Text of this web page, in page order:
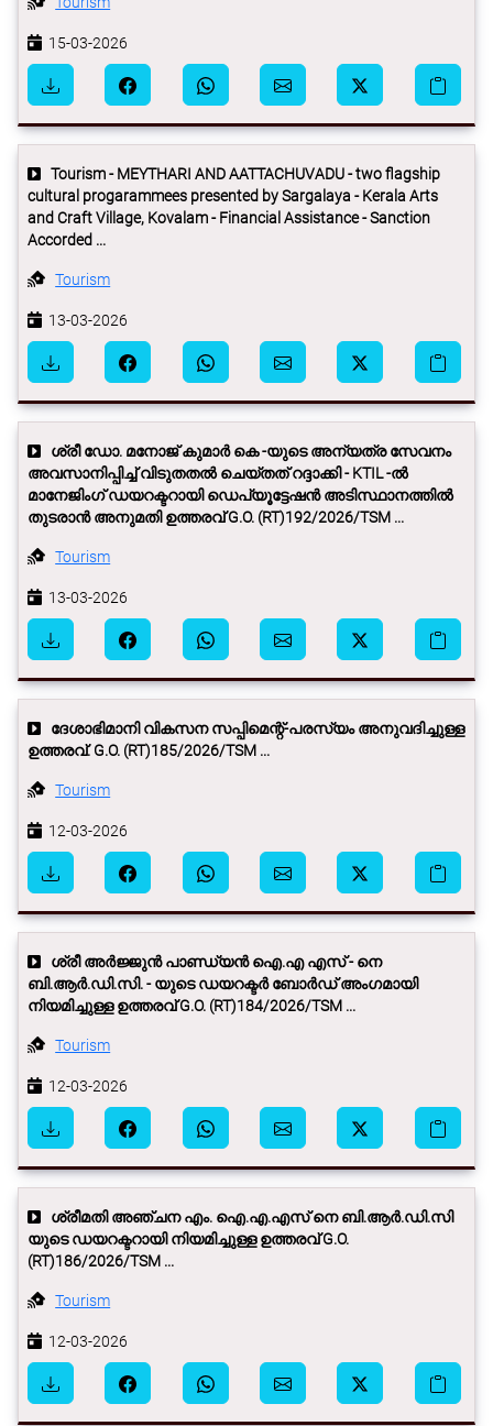
15-03-2026
Tourism - MEYTHARI AND AATTACHUVADU - two flagship
cultural progarammees presented by Sargalaya - Kerala Arts
and Craft Village, Kovalam - Financial Assistance - Sanction
Accorded ...
Tourism
13-03-2026
ശ്രീ ഡോ. മനോജ് കുമാർ കെ -യുടെ അന്യത്ര സേവനം
അവസാനിപ്പിച്ച് വിടുതതല്‍ ചെയ്തത് റദ്ദാക്കി - KTIL -ല്‍
മാനേജിംഗ് ഡയറക്ടറായി ഡെപ്യൂട്ടേഷൻ അടിസ്ഥാനത്തില്‍
തുടരാൻ അനുമതി ഉത്തരവ് G.O. (RT)192/2026/TSM ...
Tourism
13-03-2026
ദേശാഭിമാനി വികസന സപ്പിമെന്റ്‌-പരസ്യം അനുവദിച്ചുള്ള
ഉത്തരവ്‌. G.O. (RT)185/2026/TSM ...
Tourism
12-03-2026
ശ്രീ അർജ്ജുൻ പാണ്ഡ്യൻ ഐ.എ എസ് - നെ
ബി.ആർ.ഡി.സി. - യുടെ ഡയറക്ടർ ബോർഡ് അംഗമായി
നിയമിച്ചുള്ള ഉത്തരവ് G.O. (RT)184/2026/TSM ...
Tourism
12-03-2026
ശ്രീമതി അഞ്ചന എം. ഐ.എ.എസ് നെ ബി.ആർ.ഡി.സി
യുടെ ഡയറക്ടറായി നിയമിച്ചുള്ള ഉത്തരവ് G.O.
(RT)186/2026/TSM ...
Tourism
12-03-2026